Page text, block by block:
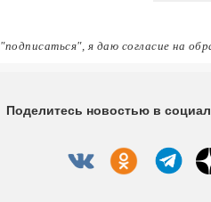
я даю согласие на
Поделитесь новостью в